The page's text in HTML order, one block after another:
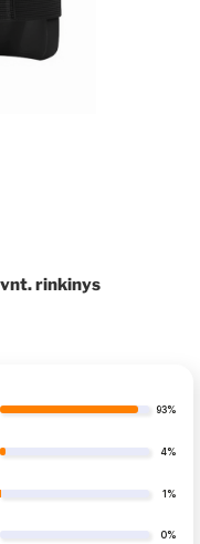
vnt. rinkinys
93%
4%
1%
0%